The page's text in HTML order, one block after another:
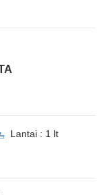
Lantai : 1 lt